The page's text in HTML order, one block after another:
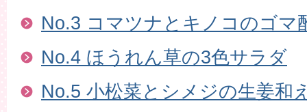
No.3 コマツナとキノコのゴマ
No.4 ほうれん草の3色サラダ
No.5 小松菜とシメジの生姜和